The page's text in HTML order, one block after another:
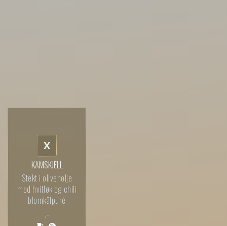
X
KAMSKJELL
Stekt i olivenolje
med hvitløk og chili
blomkålpurè
,-